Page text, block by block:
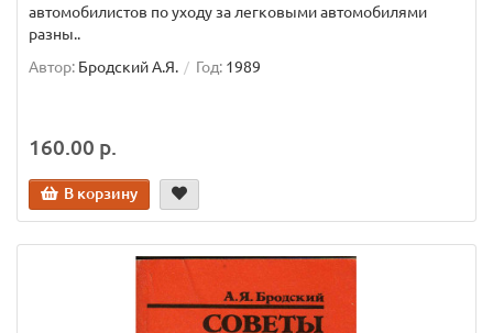
автомобилистов по уходу за легковыми автомобилями
разны..
Автор: Бродский А.Я. Год: 1989
160.00 р.
В корзину